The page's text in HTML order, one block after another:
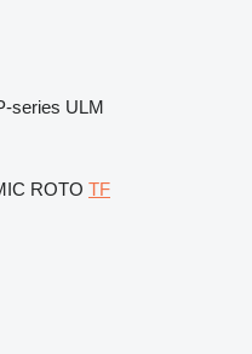
series ULM
ROTO TF